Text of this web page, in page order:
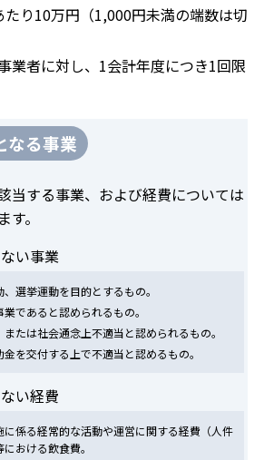
り10万円（1,000円未満の端数は切
業者に対し、1会計年度につき1回限
る事業
当する事業、および経費については
。
い事業
選挙運動を目的とするもの。
であると認められるもの。
たは社会通念上不適当と認められるもの。
を交付する上で不適当と認めるもの。
い経費
係る経常的な活動や運営に関する経費（人件
おける飲食費。